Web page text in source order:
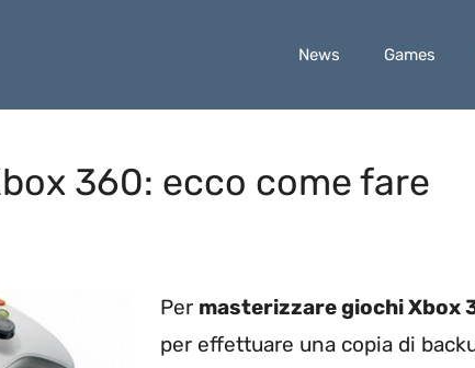
News Games
360: ecco come fare
Per masterizzare giochi Xbox
per effettuare una copia di